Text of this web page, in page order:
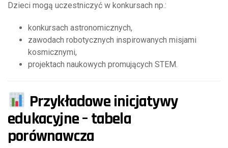
Dzieci mogą uczestniczyć w konkursach np.:
konkursach astronomicznych,
zawodach robotycznych inspirowanych misjami
kosmicznymi,
projektach naukowych promujących STEM.
Przykładowe inicjatywy
edukacyjne – tabela
porównawcza